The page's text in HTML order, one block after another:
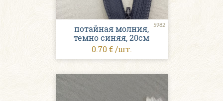
5982
потайная молния,
темно синяя, 20см
0.70 € /шт.